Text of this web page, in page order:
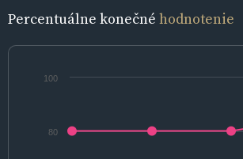
Percentuálne konečné hodnotenie
80
100